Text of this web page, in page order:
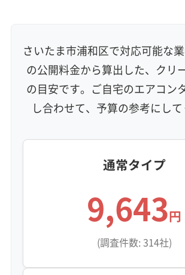
さいたま市浦和区で対応可能な業
の公開料金から算出した、クリ
の目安です。ご自宅のエアコン
し合わせて、予算の参考にして
通常タイプ
9,643円
(調査件数: 314社)